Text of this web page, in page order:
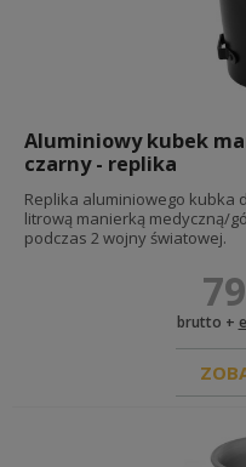
Aluminiowy kubek
czarny - replika
Replika aluminiowego kubka
litrową manierką medyczną/
podczas 2 wojny światowej.
brutto +